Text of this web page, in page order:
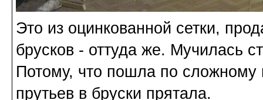
Это из оцинкованной сетки,
брусков - оттуда же. Мучилась
Потому, что пошла по
прутьев в бруски прятала.